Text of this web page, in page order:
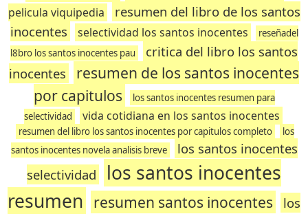
pelicula viquipedia
resumen del libro de los santos
inocentes
selectividad los santos inocentes
reseñadel
l8bro los santos inocentes pau
critica del libro los santos
inocentes
resumen de los santos inocentes
por capitulos
los santos inocentes resumen para
selectividad
vida cotidiana en los santos inocentes
resumen del libro los santos inocentes por capitulos completo
los
santos inocentes novela analisis breve
los santos inocentes
selectividad
los santos inocentes
resumen resumen santos inocentes
los